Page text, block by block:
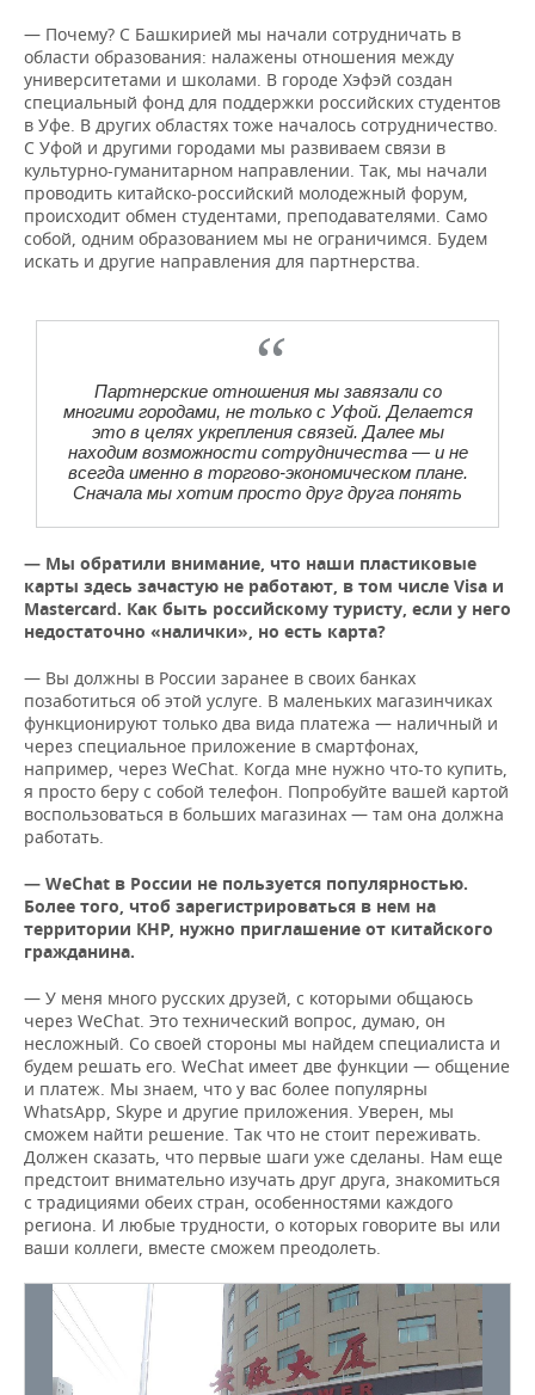
— Почему? С Башкирией мы начали сотрудничать в
области образования: налажены отношения между
университетами и школами. В городе Хэфэй создан
специальный фонд для поддержки российских студентов
в Уфе. В других областях тоже началось сотрудничество.
С Уфой и другими городами мы развиваем связи в
культурно-гуманитарном направлении. Так, мы начали
проводить китайско-российский молодежный форум,
происходит обмен студентами, преподавателями. Само
собой, одним образованием мы не ограничимся. Будем
искать и другие направления для партнерства.
Партнерские отношения мы завязали со
многими городами, не только с Уфой. Делается
это в целях укрепления связей. Далее мы
находим возможности сотрудничества — и не
всегда именно в торгово-экономическом плане.
Сначала мы хотим просто друг друга понять
— Мы обратили внимание, что наши пластиковые
карты здесь зачастую не работают, в том числе Visa и
Mastercard. Как быть российскому туристу, если у него
недостаточно «налички», но есть карта?
— Вы должны в России заранее в своих банках
позаботиться об этой услуге. В маленьких магазинчиках
функционируют только два вида платежа — наличный и
через специальное приложение в смартфонах,
например, через WeChat. Когда мне нужно что-то купить,
я просто беру с собой телефон. Попробуйте вашей картой
воспользоваться в больших магазинах — там она должна
работать.
— WeChat в России не пользуется популярностью.
Более того, чтоб зарегистрироваться в нем на
территории КНР, нужно приглашение от китайского
гражданина.
— У меня много русских друзей, с которыми общаюсь
через WeChat. Это технический вопрос, думаю, он
несложный. Со своей стороны мы найдем специалиста и
будем решать его. WeChat имеет две функции — общение
и платеж. Мы знаем, что у вас более популярны
WhatsApp, Skype и другие приложения. Уверен, мы
сможем найти решение. Так что не стоит переживать.
Должен сказать, что первые шаги уже сделаны. Нам еще
предстоит внимательно изучать друг друга, знакомиться
с традициями обеих стран, особенностями каждого
региона. И любые трудности, о которых говорите вы или
ваши коллеги, вместе сможем преодолеть.